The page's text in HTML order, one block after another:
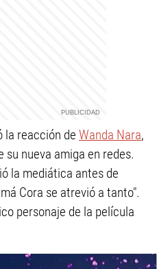
la reacción de Wanda Nara,
su nueva amiga en redes.
la mediática antes de
Cora se atrevió a tanto".
personaje de la película